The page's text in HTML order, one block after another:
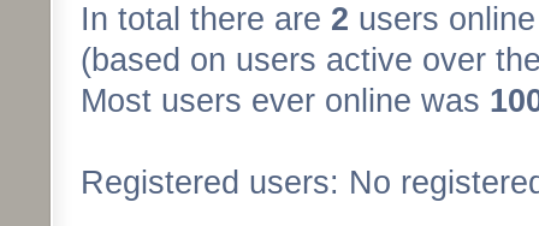
In total there are 2 users
(based on users active over
Most users ever online was
Registered users: No